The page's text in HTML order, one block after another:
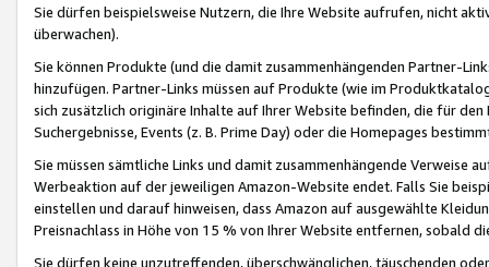
Sie dürfen beispielsweise Nutzern, die Ihre Website aufrufen, nicht
überwachen).
Sie können Produkte (und die damit zusammenhängenden Partner-
hinzufügen. Partner-Links müssen auf Produkte (wie im
sich zusätzlich originäre Inhalte auf Ihrer Website befinden, die für
Suchergebnisse, Events (z. B. Prime Day) oder die Homepages
Sie müssen sämtliche Links und damit zusammenhängende
Werbeaktion auf der jeweiligen Amazon-Website endet. Falls Sie
einstellen und darauf hinweisen, dass Amazon auf ausgewählte
Preisnachlass in Höhe von 15 % von Ihrer Website entfernen, sobald
Sie dürfen keine unzutreffenden, überschwänglichen, täuschenden